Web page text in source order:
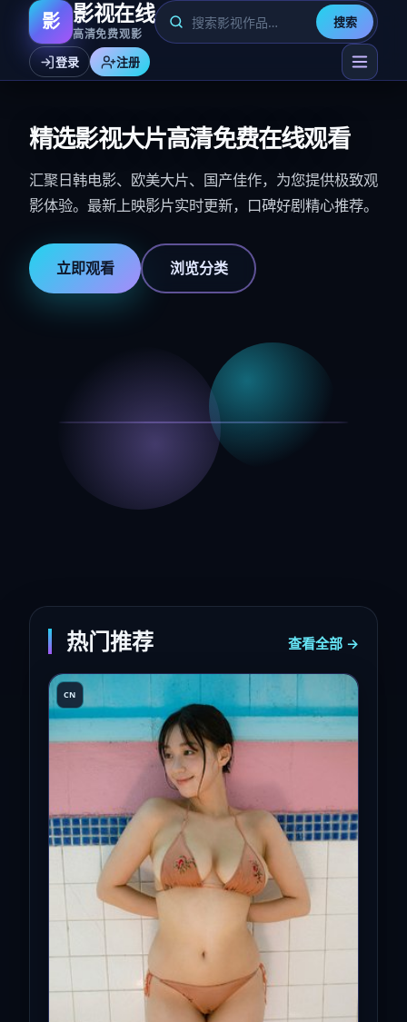
影 影视在线
高清免费观影
搜索
登录 注册
精选影视大片高清免费在线观看
汇聚日韩电影、欧美大片、国产佳作，为您提供极致观
影体验。最新上映影片实时更新，口碑好剧精心推荐。
立即观看 浏览分类
热门推荐 查看全部 →
CN